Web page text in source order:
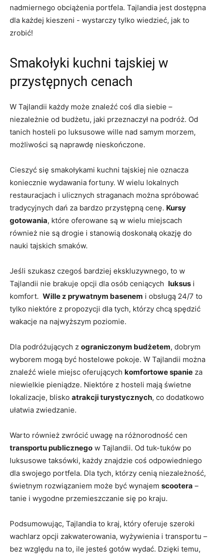
nadmiernego obciążenia ​portfela.⁣ Tajlandia jest dostępna
dla każdej kieszeni ⁢- wystarczy tylko wiedzieć, jak to
zrobić!
Smakołyki kuchni ⁤tajskiej ‍w
przystępnych ⁣cenach
W‌ Tajlandii każdy może znaleźć coś dla siebie –
niezależnie od budżetu, jaki ‍przeznaczył na podróż. ‍Od
tanich hosteli po luksusowe wille nad samym morzem,
możliwości są naprawdę nieskończone.
Cieszyć się ⁤smakołykami kuchni tajskiej nie oznacza
koniecznie wydawania fortuny. W wielu lokalnych
restauracjach ‌i ulicznych straganach można‍ spróbować
tradycyjnych dań ‌za bardzo przystępną cenę. Kursy
⁤gotowania, które‍ oferowane są w wielu miejscach
również nie są drogie i stanowią doskonałą okazję do
nauki tajskich smaków.
Jeśli szukasz​ czegoś bardziej ekskluzywnego, to w
Tajlandii nie brakuje opcji dla osób ceniących ​ luksus ​i
komfort. ⁣ Wille‌ z prywatnym basenem i obsługą 24/7 to
tylko niektóre z⁤ propozycji dla tych, którzy chcą spędzić
wakacje na ‌najwyższym poziomie.
Dla podróżujących‌ z ograniczonym budżetem, dobrym
wyborem mogą ​być hostelowe pokoje. W Tajlandii można⁢
znaleźć wiele ⁤miejsc oferujących komfortowe spanie za
niewielkie pieniądze. Niektóre z hosteli mają świetne
lokalizacje, blisko atrakcji ‍turystycznych, ⁤co dodatkowo
ułatwia zwiedzanie.
Warto również zwrócić uwagę na różnorodność cen
transportu publicznego w Tajlandii.⁢ Od tuk-tuków po
⁣luksusowe taksówki, ‌każdy ⁣znajdzie coś ⁢odpowiedniego
dla ​swojego portfela. Dla ‍tych, którzy cenią niezależność,
świetnym rozwiązaniem ⁣może⁢ być wynajem scootera –
tanie i​ wygodne przemieszczanie się po kraju.
Podsumowując,⁤ Tajlandia to kraj,⁤ który oferuje ‍szeroki
wachlarz opcji zakwaterowania, wyżywienia i transportu –
bez względu na to, ile jesteś⁣ gotów wydać. Dzięki⁢ temu,